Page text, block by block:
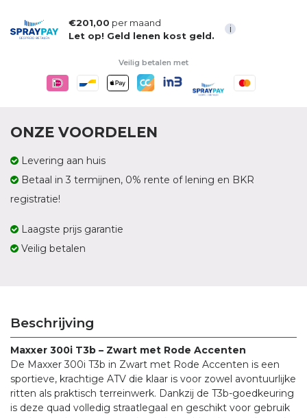
€201,00 per maand
Let op! Geld lenen kost geld.
i
Veilig betalen met
ONZE VOORDELEN
Levering aan huis
Betaal in 3 termijnen, 0% rente of lening en BKR
registratie!
Laagste prijs garantie
Veilig betalen
Beschrijving
Maxxer 300i T3b – Zwart met Rode Accenten
De Maxxer 300i T3b in Zwart met Rode Accenten is een
sportieve, krachtige ATV die klaar is voor zowel avontuurlijke
ritten als praktisch terreinwerk. Dankzij de T3b-goedkeuring
is deze quad volledig straatlegaal en geschikt voor gebruik